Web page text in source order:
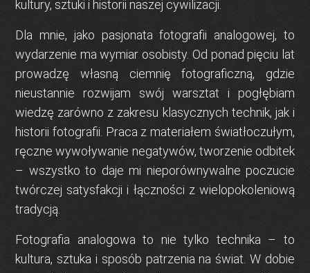
kultury, sztuki i historii naszej cywilizacji.
Dla mnie, jako pasjonatafotografii analogowej, to
wydarzenie ma wymiar osobisty. Od ponad pięciu lat
prowadzę własną ciemnię fotograficzną, gdzie
nieustannie rozwijam swój warsztat i pogłębiam
wiedzę zarówno z zakresu klasycznych technik, jak i
historii fotografii. Praca z materiałem światłoczułym,
ręczne wywoływanie negatywów, tworzenie odbitek
– wszystko to daje mi nieporównywalne poczucie
twórczej satysfakcji i łączności z wielopokoleniową
tradycją.
Fotografia analogowa to nie tylko technika – to
kultura, sztuka i sposób patrzenia na świat . W dobie